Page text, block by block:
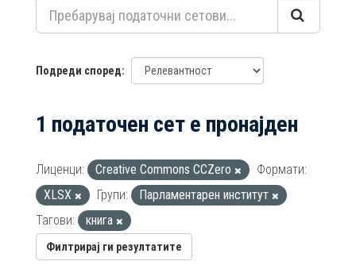
Подреди според
1 податочен сет е пронајден
Лиценци: Creative Commons CCZero
Формати:
XLSX
Групи:
Парламентарен институт
Тагови:
книга
Филтрирај ги резултатите